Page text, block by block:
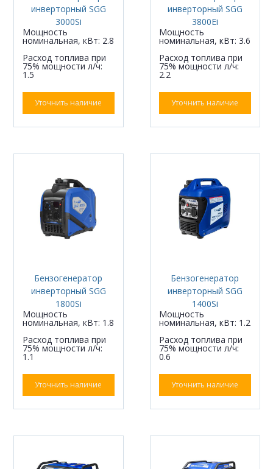
инверторный SGG
3000Si
Мощность
номинальная, кВт: 2.8
Расход топлива при
75% мощности л/ч:
1.5
Уточнить наличие
инверторный SGG
3800Ei
Мощность
номинальная, кВт: 3.6
Расход топлива при
75% мощности л/ч:
2.2
Уточнить наличие
Бензогенератор
инверторный SGG
1800Si
Мощность
номинальная, кВт: 1.8
Расход топлива при
75% мощности л/ч:
1.1
Уточнить наличие
Бензогенератор
инверторный SGG
1400Si
Мощность
номинальная, кВт: 1.2
Расход топлива при
75% мощности л/ч:
0.6
Уточнить наличие